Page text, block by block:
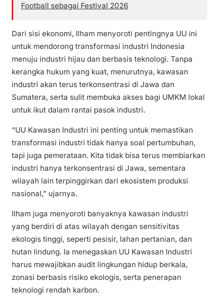
Football sebagai Festival 2026
Dari sisi ekonomi, Ilham menyoroti pentingnya UU ini
untuk mendorong transformasi industri Indonesia
menuju industri hijau dan berbasis teknologi. Tanpa
kerangka hukum yang kuat, menurutnya, kawasan
industri akan terus terkonsentrasi di Jawa dan
Sumatera, serta sulit membuka akses bagi UMKM lokal
untuk ikut dalam rantai pasok industri.
“UU Kawasan Industri ini penting untuk memastikan
transformasi industri tidak hanya soal pertumbuhan,
tapi juga pemerataan. Kita tidak bisa terus membiarkan
industri hanya terkonsentrasi di Jawa, sementara
wilayah lain terpinggirkan dari ekosistem produksi
nasional,” ujarnya.
Ilham juga menyoroti banyaknya kawasan industri
yang berdiri di atas wilayah dengan sensitivitas
ekologis tinggi, seperti pesisir, lahan pertanian, dan
hutan lindung. Ia menegaskan UU Kawasan Industri
harus mewajibkan audit lingkungan hidup berkala,
zonasi berbasis risiko ekologis, serta penerapan
teknologi rendah karbon.